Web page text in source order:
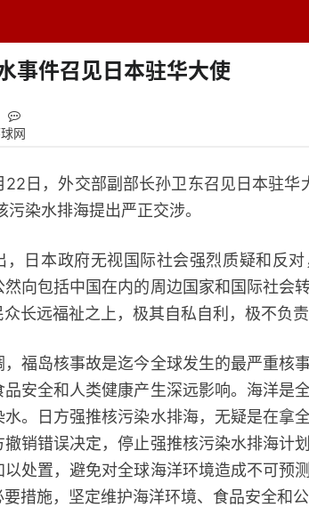
专题中心 学者专栏 排行榜
事件召见日本驻华大使
网
，外交部副部长孙卫东召见日本驻华
染水排海提出严正交涉。
本政府无视国际社会强烈质疑和反对
然向包括中国在内的周边国家和国际社会
长远福祉之上，极其自私自利，极不负
岛核事故是迄今全球发生的最严重核事
安全和人类健康产生深远影响。海洋是
水。日方强推核污染水排海，无疑是在拿
销错误决定，停止强推核污染水排海计
以处置，避免对全球海洋环境造成不可预
措施，坚定维护海洋环境、食品安全和公